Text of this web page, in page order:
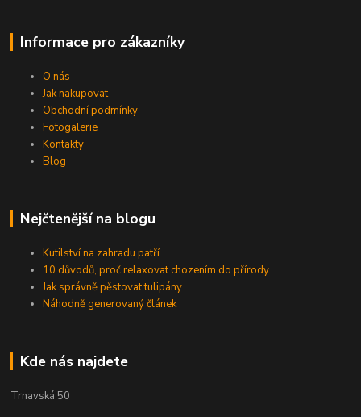
Informace pro zákazníky
O nás
Jak nakupovat
Obchodní podmínky
Fotogalerie
Kontakty
Blog
Nejčtenější na blogu
Kutilství na zahradu patří
10 důvodů, proč relaxovat chozením do přírody
Jak správně pěstovat tulipány
Náhodně generovaný článek
Kde nás najdete
Trnavská 50